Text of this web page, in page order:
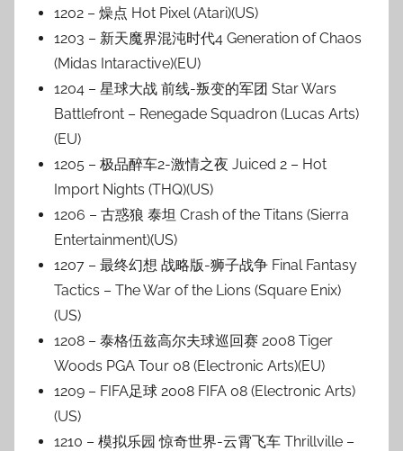
1202 – 燥点 Hot Pixel (Atari)(US)
1203 – 新天魔界混沌时代4 Generation of Chaos
(Midas Intaractive)(EU)
1204 – 星球大战 前线-叛变的军团 Star Wars
Battlefront – Renegade Squadron (Lucas Arts)
(EU)
1205 – 极品醉车2-激情之夜 Juiced 2 – Hot
Import Nights (THQ)(US)
1206 – 古惑狼 泰坦 Crash of the Titans (Sierra
Entertainment)(US)
1207 – 最终幻想 战略版-狮子战争 Final Fantasy
Tactics – The War of the Lions (Square Enix)
(US)
1208 – 泰格伍兹高尔夫球巡回赛 2008 Tiger
Woods PGA Tour 08 (Electronic Arts)(EU)
1209 – FIFA足球 2008 FIFA 08 (Electronic Arts)
(US)
1210 – 模拟乐园 惊奇世界-云霄飞车 Thrillville –